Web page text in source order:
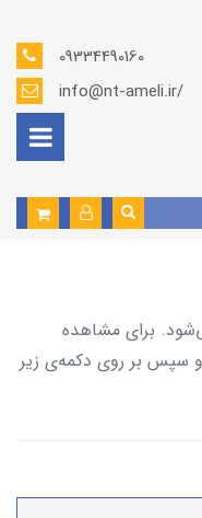
09334490160
info@nt-ameli.ir/
برای مشاهده
و سپس بر روی دکمه‌ی زیر